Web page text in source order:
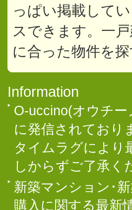
っぱい掲載して
スできます。一
に合った物件を
Information
O-uccino(オウチ
に発信されており
タイムラグにより
しからずご了承く
新築マンション･
購入に関する最新